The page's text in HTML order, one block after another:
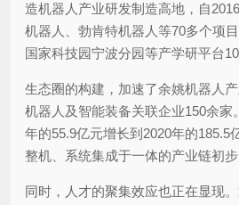
造机器人产业研发制造高地，自
机器人、勃肯特机器人等70多个项
国家科技园宁波分园等产学研平台10
生态圈的构建，加速了余姚机器人
机器人及智能装备关联企业150余家
年的55.9亿元增长到2020年的185.5
整机、系统集成于一体的产业链初步
同时，人才的聚集效应也正在显现